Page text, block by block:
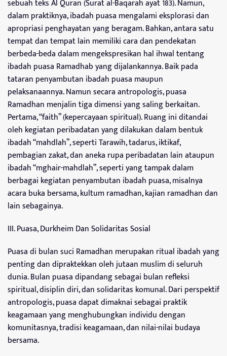
sebuah teks Al Quran (Surat al-Baqarah ayat 183). Namun,
dalam praktiknya, ibadah puasa mengalami eksplorasi dan
apropriasi penghayatan yang beragam. Bahkan, antara satu
tempat dan tempat lain memiliki cara dan pendekatan
berbeda-beda dalam mengekspresikan hal ihwal tentang
ibadah puasa Ramadhab yang dijalankannya. Baik pada
tataran penyambutan ibadah puasa maupun
pelaksanaannya. Namun secara antropologis, puasa
Ramadhan menjalin tiga dimensi yang saling berkaitan.
Pertama, “faith” (kepercayaan spiritual). Ruang ini ditandai
oleh kegiatan peribadatan yang dilakukan dalam bentuk
ibadah “mahdlah”, seperti Tarawih, tadarus, iktikaf,
pembagian zakat, dan aneka rupa peribadatan lain ataupun
ibadah “mghair-mahdlah”, seperti yang tampak dalam
berbagai kegiatan penyambutan ibadah puasa, misalnya
acara buka bersama, kultum ramadhan, kajian ramadhan dan
lain sebagainya.
III. Puasa, Durkheim Dan Solidaritas Sosial
Puasa di bulan suci Ramadhan merupakan ritual ibadah yang
penting dan dipraktekkan oleh jutaan muslim di seluruh
dunia. Bulan puasa dipandang sebagai bulan refleksi
spiritual, disiplin diri, dan solidaritas komunal. Dari perspektif
antropologis, puasa dapat dimaknai sebagai praktik
keagamaan yang menghubungkan individu dengan
komunitasnya, tradisi keagamaan, dan nilai-nilai budaya
bersama.